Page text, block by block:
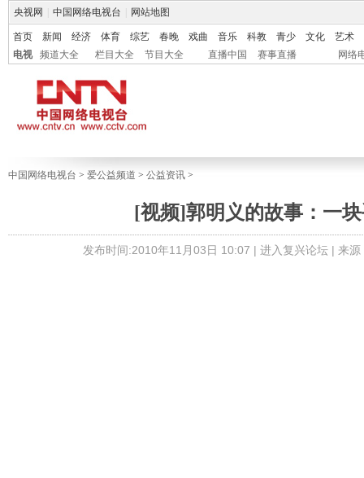
央视网 中国网络电视台 网站地图
首页 新闻 经济 体育 综艺 春晚 戏曲 音乐 科教 青少 文化
艺术
电视
频道大全 栏目大全 节目大全 直播中国 赛事直播 网络
中国网络电视台 > 爱公益频道 > 公益资讯 >
[视频]郭明义的故事：一
发布时间:2010年11月03日 10:07 | 进入复兴论坛| 来源